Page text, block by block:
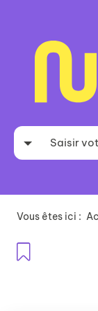
recherche
Vous êtes ici :